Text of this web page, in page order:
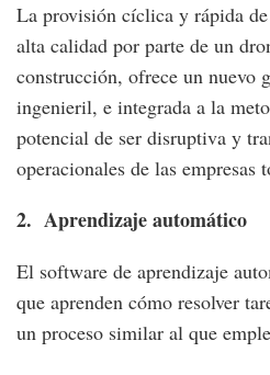
La provisión cíclica y rápida de
alta calidad por parte de un
construcción, ofrece un nuevo
ingenieril, e integrada a la
potencial de ser disruptiva y
operacionales de las empresas
2. Aprendizaje automático
El software de aprendizaje
que aprenden cómo resolver
un proceso similar al que